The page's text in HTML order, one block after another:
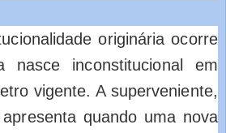
originária ocorre
nasce inconstitucional em
vigente. A superveniente,
quando uma nova